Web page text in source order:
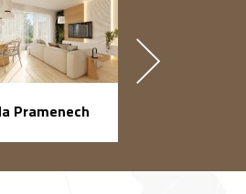
Pramenech